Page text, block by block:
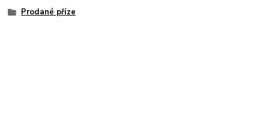
Prodané příze